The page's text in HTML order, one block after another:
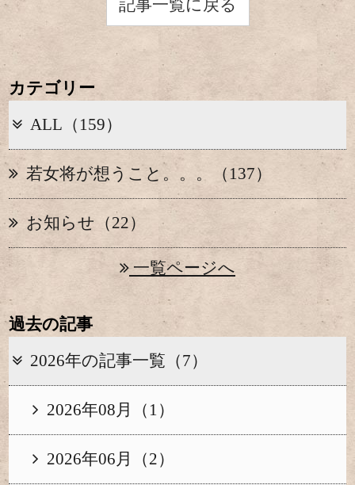
記事一覧に戻る
カテゴリー
ALL（159）
若女将が想うこと。。。（137）
お知らせ（22）
一覧ページへ
過去の記事
2026年の記事一覧（7）
2026年08月（1）
2026年06月（2）